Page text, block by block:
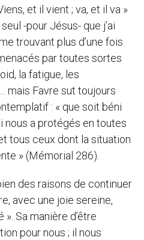
et il vient ; va, et il va »
-pour Jésus- que j’ai
trouvant plus d’une fois
par toutes sortes
la fatigue, les
mais Favre sut toujours
: « que soit béni
nous a protégés en toutes
tous ceux dont la situation
» (Mémorial 286).
des raisons de continuer
avec une joie sereine,
Sa manière d’être
pour nous ; il nous